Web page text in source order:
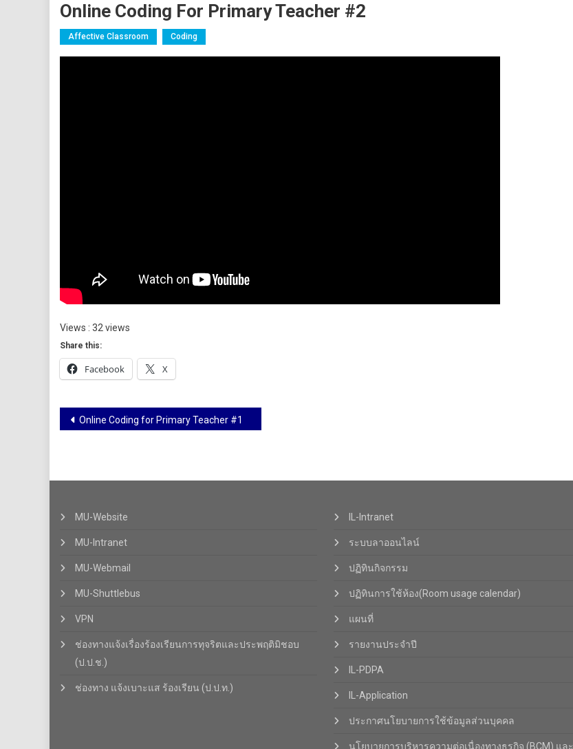
Online Coding For Primary Teacher #2
Affective Classroom Coding
Views : 32 views
Share this:
Facebook X
Online Coding for Primary Teacher #1
MU-Website
MU-Intranet
MU-Webmail
MU-Shuttlebus
VPN
ช่องทางแจ้งเรื่องร้องเรียนการทุจริตและประพฤติมิชอบ
(ป.ป.ช.)
ช่องทาง แจ้งเบาะแส ร้องเรียน (ป.ป.ท.)
IL-Intranet
ระบบลาออนไลน์
ปฏิทินกิจกรรม
ปฏิทินการใช้ห้อง(Room usage calendar)
แผนที่
รายงานประจำปี
IL-PDPA
IL-Application
ประกาศนโยบายการใช้ข้อมูลส่วนบุคคล
นโยบายการบริหารความต่อเนื่องทางธุรกิจ (BCM) และ